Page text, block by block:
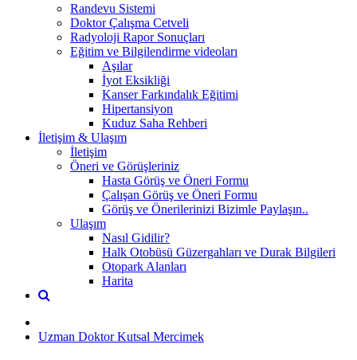
Randevu Sistemi
Doktor Çalışma Cetveli
Radyoloji Rapor Sonuçları
Eğitim ve Bilgilendirme videoları
Aşılar
İyot Eksikliği
Kanser Farkındalık Eğitimi
Hipertansiyon
Kuduz Saha Rehberi
İletişim & Ulaşım
İletişim
Öneri ve Görüşleriniz
Hasta Görüş ve Öneri Formu
Çalışan Görüş ve Öneri Formu
Görüş ve Önerilerinizi Bizimle Paylaşın..
Ulaşım
Nasıl Gidilir?
Halk Otobüsü Güzergahları ve Durak Bilgileri
Otopark Alanları
Harita
Uzman Doktor Kutsal Mercimek